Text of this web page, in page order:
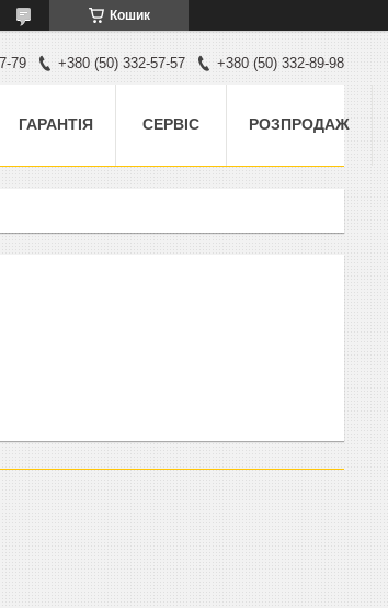
Кошик
79 +380 (50) 332-57-57 +380 (50) 332-89-98
ГАРАНТІЯ СЕРВІС РОЗПРОДАЖ